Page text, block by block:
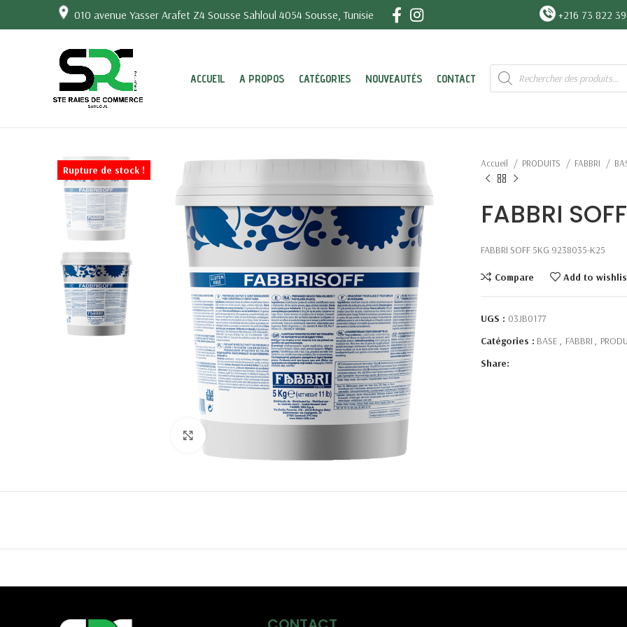
010 avenue Yasser Arafet Z4 Sousse Sahloul 4054 Sousse, Tunisie +216 73 822
ACCUEIL A PROPOS CATÉGORIES NOUVEAUTÉS CONTACT
Recherche
de
produits
Click to enlarge
Rupture de stock !
Accueil PRODUITS FABBRI
FABBRI
FABBRI SOFF 5KG 9238035-K25
Compare Add to
UGS : 03JB0177
Catégories : BASE , FABBRI ,
Share: